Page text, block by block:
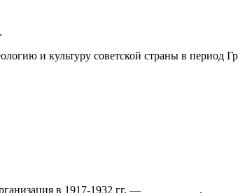
и культуру советской страны в
в 1917-1932 гг. — __________.